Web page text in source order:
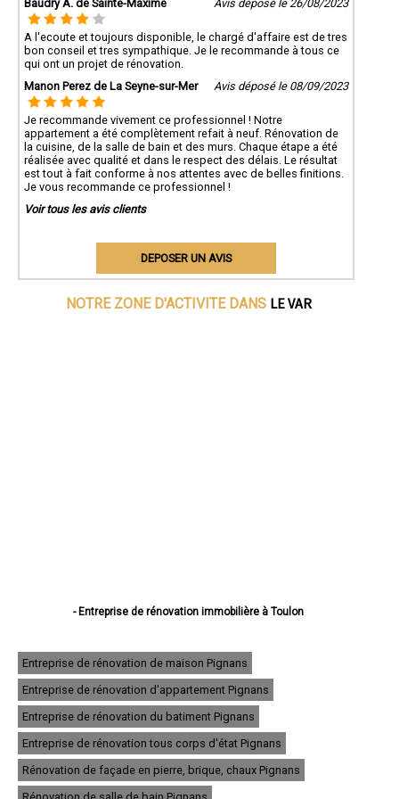
Baudry A. de Sainte-Maxime Avis déposé le 26/08/2023
A l'ecoute et toujours disponible, le chargé d'affaire est de tres
bon conseil et tres sympathique. Je le recommande à tous ce
qui ont un projet de rénovation.
Manon Perez de La Seyne-sur-Mer
Avis déposé le 08/09/2023
Je recommande vivement ce professionnel ! Notre
appartement a été complètement refait à neuf. Rénovation de
la cuisine, de la salle de bain et des murs. Chaque étape a été
réalisée avec qualité et dans le respect des délais. Le résultat
est tout à fait conforme à nos attentes avec de belles finitions.
Je vous recommande ce professionnel !
Voir tous les avis clients
DEPOSER UN AVIS
NOTRE ZONE D'ACTIVITE DANS LE VAR
- Entreprise de rénovation immobilière à Toulon
- Entreprise de rénovation immobilière à Fréjus
- Entreprise de rénovation immobilière à Draguignan
- Entreprise de rénovation immobilière à Six-Fours-les-Plages
- Entreprise de rénovation immobilière à Saint-Raphaël
- Entreprise de rénovation immobilière à La Garde
- Entreprise de rénovation immobilière à La Valette-du-Var
- Entreprise de rénovation immobilière à Sanary-sur-Mer
- Entreprise de rénovation immobilière à La Crau
- Entreprise de rénovation immobilière à Brignoles
Entreprise de rénovation de maison Pignans
Entreprise de rénovation d'appartement Pignans
Entreprise de rénovation du batiment Pignans
Entreprise de rénovation tous corps d'état Pignans
Rénovation de façade en pierre, brique, chaux Pignans